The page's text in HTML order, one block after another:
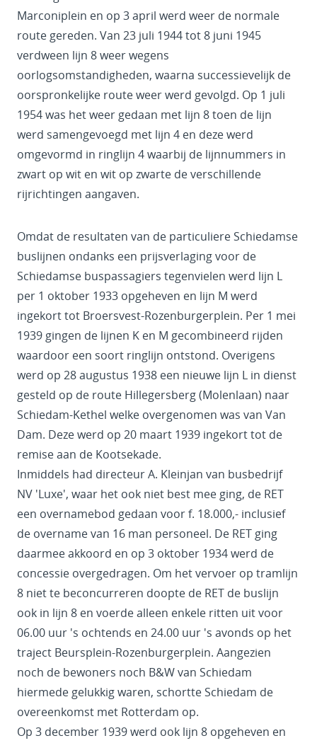
Marconiplein en op 3 april werd weer de normale
route gereden. Van 23 juli 1944 tot 8 juni 1945
verdween lijn 8 weer wegens
oorlogsomstandigheden, waarna successievelijk de
oorspronkelijke route weer werd gevolgd. Op 1 juli
1954 was het weer gedaan met lijn 8 toen de lijn
werd samengevoegd met lijn 4 en deze werd
omgevormd in ringlijn 4 waarbij de lijnnummers in
zwart op wit en wit op zwarte de verschillende
rijrichtingen aangaven.
Omdat de resultaten van de particuliere Schiedamse
buslijnen ondanks een prijsverlaging voor de
Schiedamse buspassagiers tegenvielen werd lijn L
per 1 oktober 1933 opgeheven en lijn M werd
ingekort tot Broersvest-Rozenburgerplein. Per 1 mei
1939 gingen de lijnen K en M gecombineerd rijden
waardoor een soort ringlijn ontstond. Overigens
werd op 28 augustus 1938 een nieuwe lijn L in dienst
gesteld op de route Hillegersberg (Molenlaan) naar
Schiedam-Kethel welke overgenomen was van Van
Dam. Deze werd op 20 maart 1939 ingekort tot de
remise aan de Kootsekade.
Inmiddels had directeur A. Kleinjan van busbedrijf
NV 'Luxe', waar het ook niet best mee ging, de RET
een overnamebod gedaan voor f. 18.000,- inclusief
de overname van 16 man personeel. De RET ging
daarmee akkoord en op 3 oktober 1934 werd de
concessie overgedragen. Om het vervoer op tramlijn
8 niet te beconcurreren doopte de RET de buslijn
ook in lijn 8 en voerde alleen enkele ritten uit voor
06.00 uur 's ochtends en 24.00 uur 's avonds op het
traject Beursplein-Rozenburgerplein. Aangezien
noch de bewoners noch B&W van Schiedam
hiermede gelukkig waren, schortte Schiedam de
overeenkomst met Rotterdam op.
Op 3 december 1939 werd ook lijn 8 opgeheven en